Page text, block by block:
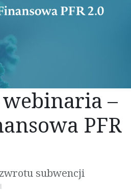
webinaria –
PFR
subwencji